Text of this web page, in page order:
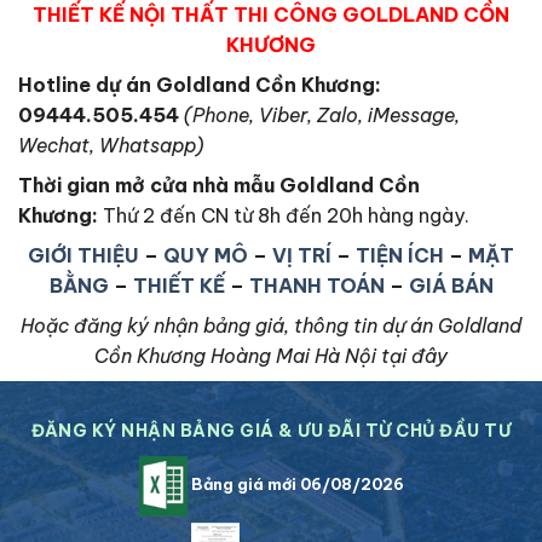
THIẾT KẾ NỘI THẤT THI CÔNG GOLDLAND CỒN
KHƯƠNG
Hotline dự án Goldland Cồn Khương:
09444.505.454 (Phone, Viber, Zalo, iMessage,
Wechat, Whatsapp)
Thời gian mở cửa nhà mẫu Goldland Cồn
Khương: Thứ 2 đến CN từ 8h đến 20h hàng ngày.
GIỚI THIỆU – QUY MÔ – VỊ TRÍ – TIỆN ÍCH – MẶT
BẰNG – THIẾT KẾ– THANH TOÁN – GIÁ BÁN
Hoặc đăng ký nhận bảng giá, thông tin dự án Goldland
Cồn Khương Hoàng Mai Hà Nội tại đây
ĐĂNG KÝ NHẬN BẢNG GIÁ & ƯU ĐÃI TỪ CHỦ ĐẦU TƯ
Bảng giá mới 06/08/2026